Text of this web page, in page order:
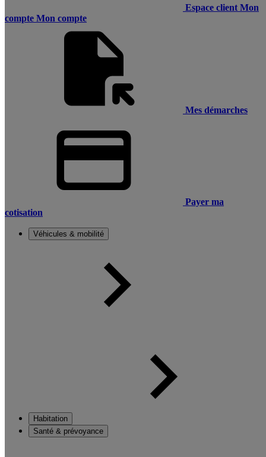
Espace client Mon
compte Mon compte
Mes démarches
Payer ma
cotisation
Véhicules & mobilité
Habitation
Santé & prévoyance